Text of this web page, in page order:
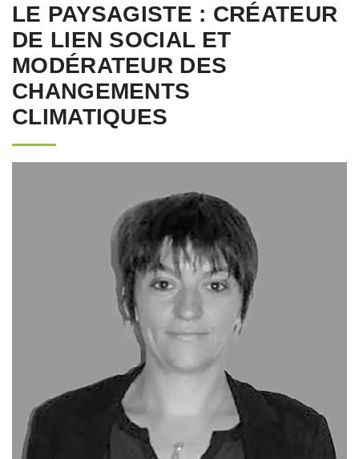
LE PAYSAGISTE : CRÉATEUR
DE LIEN SOCIAL ET
MODÉRATEUR DES
CHANGEMENTS
CLIMATIQUES